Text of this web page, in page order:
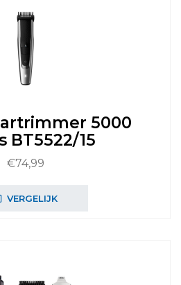
5000
BT5522/15
€74,99
VERGELIJK